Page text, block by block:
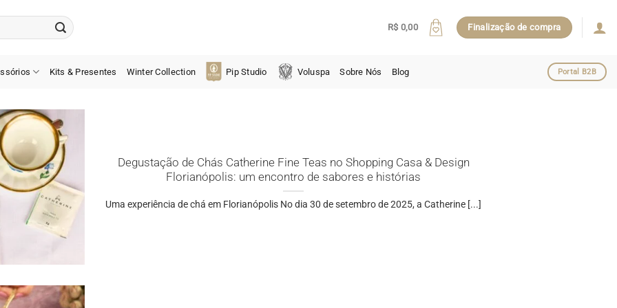
R$ 0,00 Finalização de compra
Kits & Presentes Winter Collection Pip Studio Voluspa Sobre Nós Blog Portal B2B
Degustação de Chás Catherine Fine Teas no Shopping Casa & Design
Florianópolis: um encontro de sabores e histórias
Uma experiência de chá em Florianópolis No dia 30 de setembro de 2025, a Catherine [...]